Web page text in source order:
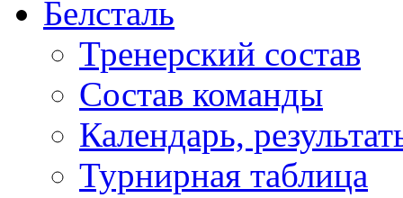
Белсталь
Тренерский состав
Состав команды
Календарь,
Турнирная таблица